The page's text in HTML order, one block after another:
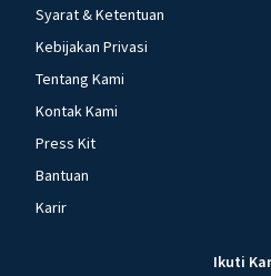
Syarat & Ketentuan
Kebijakan Privasi
Tentang Kami
Kontak Kami
Press Kit
Bantuan
Karir
Ikuti